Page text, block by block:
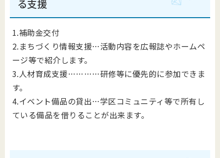
る支援
1.補助金交付
2.まちづくり情報支援…活動内容を広報誌やホームペ
ージ等で紹介します。
3.人材育成支援…………研修等に優先的に参加できま
す。
4.イベント備品の貸出…学区コミュニティ等で所有し
ている備品を借りることが出来ます。